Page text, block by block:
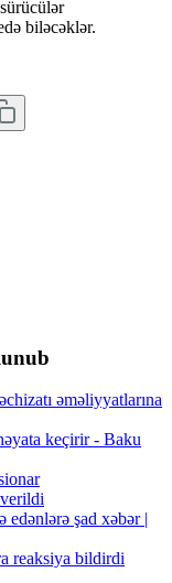
biləcəklər.
əməliyyatlarına
keçirir - Baku
edənlərə şad xəbər |
reaksiya bildirdi